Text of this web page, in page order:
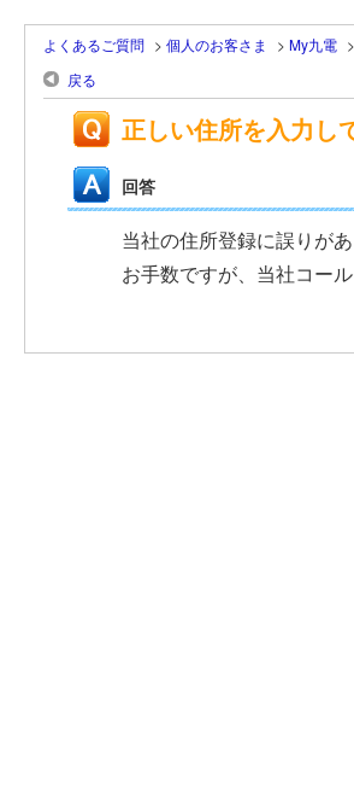
よくあるご質問 > 個人のお客さま > My九電 >
戻る
正しい住所を入力し
回答
当社の住所登録に誤りが
お手数ですが、当社コー